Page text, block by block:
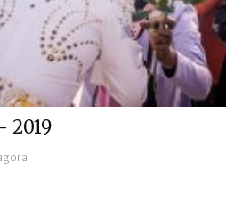
2019